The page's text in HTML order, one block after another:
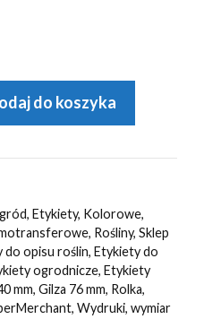
sadownicze
do koszyka
, Etykiety, Kolorowe,
, Rośliny, Sklep
do opisu roślin, Etykiety do
ogrodnicze, Etykiety
mm, Gilza 76 mm, Rolka,
, Wydruki, wymiar